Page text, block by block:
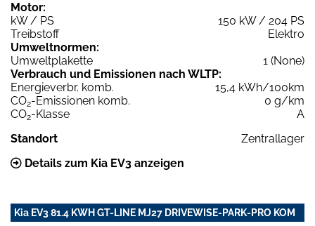
Motor:
kW / PS
150 kW / 204 PS
Treibstoff
Elektro
Umweltnormen:
Umweltplakette
1 (None)
Verbrauch und Emissionen nach WLTP:
Energieverbr. komb.
15,4 kWh/100km
CO2-Emissionen komb.
0 g/km
CO2-Klasse
A
Standort
Zentrallager
Details zum Kia EV3 anzeigen
Kia EV3 81.4 KWH GT-LINE MJ27 DRIVEWISE-PARK-PRO KOM